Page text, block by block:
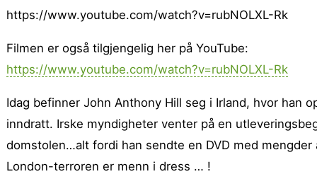
https://www.youtube.com/watch?v=rubNOLXL-Rk
Filmen er også tilgjengelig her på YouTube:
https://www.youtube.com/watch?v=rubNOLXL-Rk
Idag befinner John Anthony Hill seg i Irland, hvor han
inndratt. Irske myndigheter venter på en
domstolen…alt fordi han sendte en DVD med
London-terroren er menn i dress … !